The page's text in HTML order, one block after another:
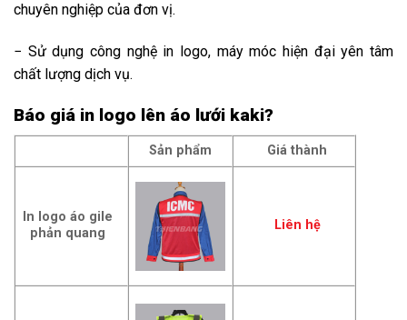
chuyên nghiệp của đơn vị.
− Sử dụng công nghệ in logo, máy móc hiện đại yên tâm
chất lượng dịch vụ.
Báo giá in logo lên áo lưới kaki?
Sản phẩm Giá thành
In logo áo gile
phản quang
Liên hệ